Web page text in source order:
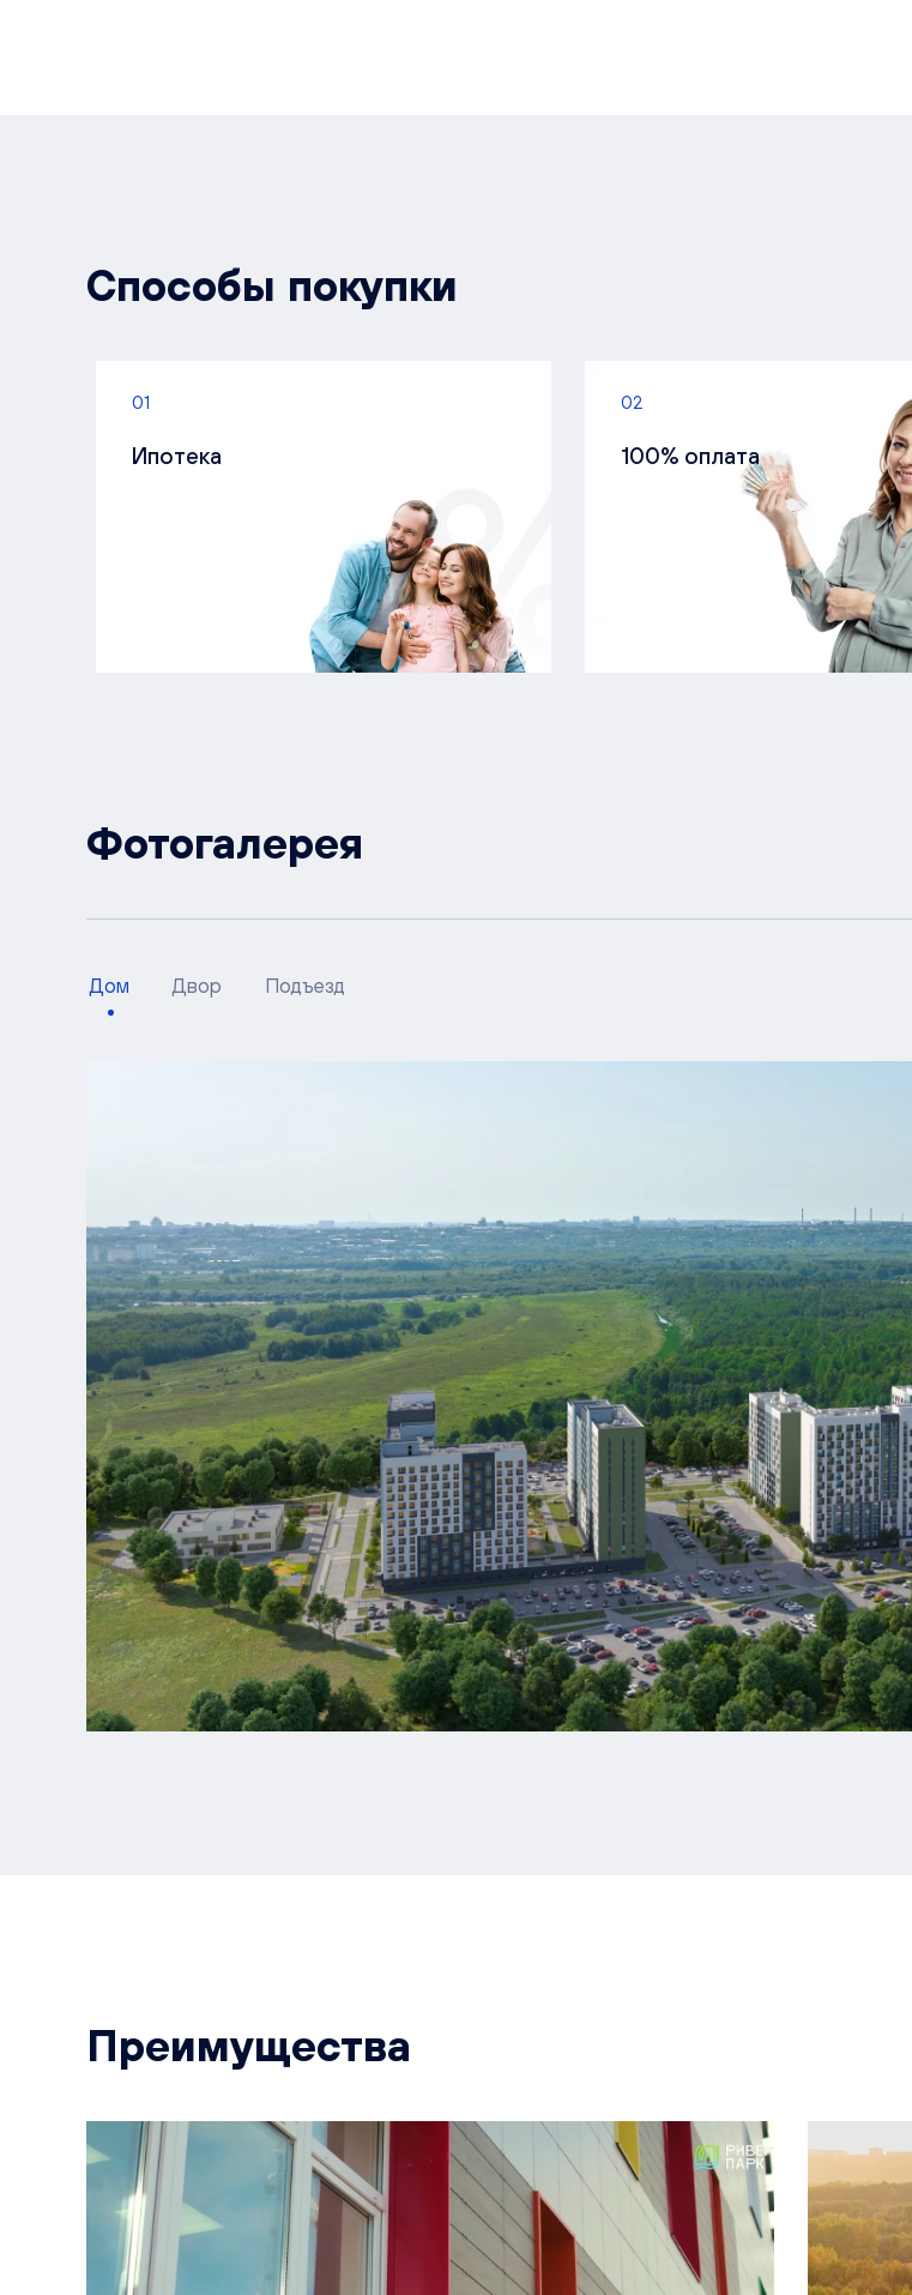
Способы покупки
01
Ипотека
02
100% оплата
Фотогалерея
Дом Двор Подъезд
Преимущества